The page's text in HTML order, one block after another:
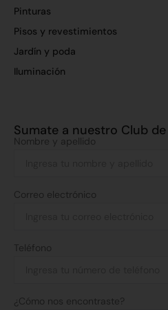
Pinturas
Pisos y revestimientos
Jardín y poda
Iluminación
Sumate a nuestro Club
Nombre y apellido
Correo electrónico
Teléfono
¿Cómo nos encontraste?